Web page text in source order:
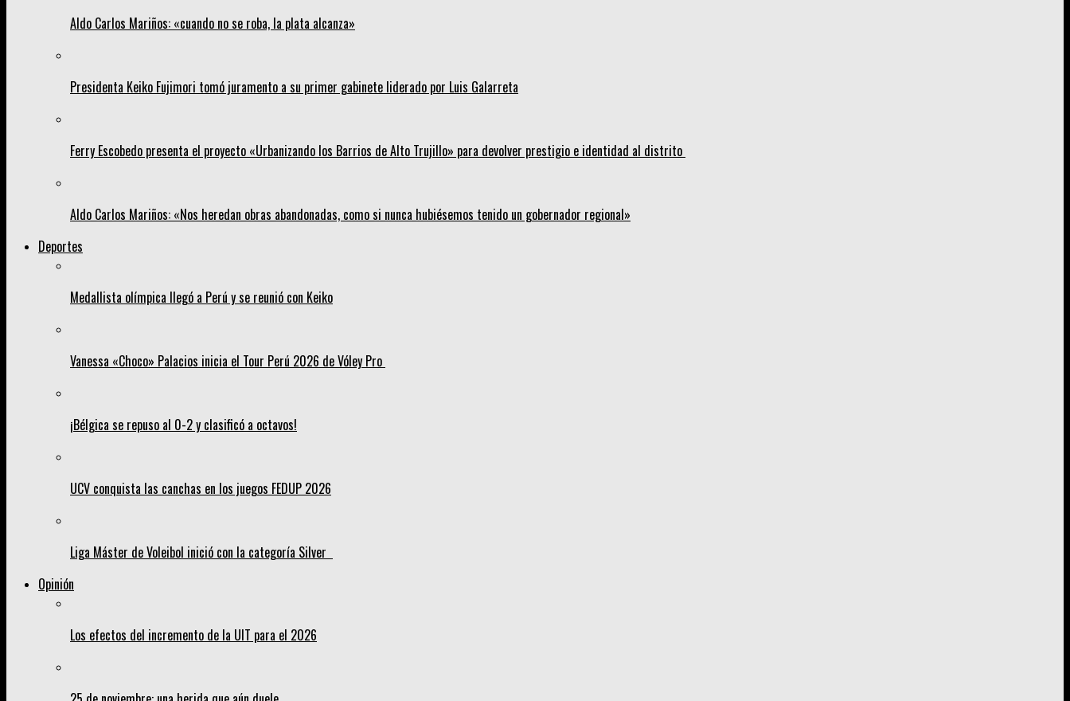
Aldo Carlos Mariños: «cuando no se roba, la plata alcanza»
Presidenta Keiko Fujimori tomó juramento a su primer gabinete liderado por Luis Galarreta
Ferry Escobedo presenta el proyecto «Urbanizando los Barrios de Alto Trujillo» para devolver prestigio e identidad al distrito
Aldo Carlos Mariños: «Nos heredan obras abandonadas, como si nunca hubiésemos tenido un gobernador regional»
Deportes
Medallista olímpica llegó a Perú y se reunió con Keiko
Vanessa «Choco» Palacios inicia el Tour Perú 2026 de Vóley Pro
¡Bélgica se repuso al 0-2 y clasificó a octavos!
UCV conquista las canchas en los juegos FEDUP 2026
Liga Máster de Voleibol inició con la categoría Silver
Opinión
Los efectos del incremento de la UIT para el 2026